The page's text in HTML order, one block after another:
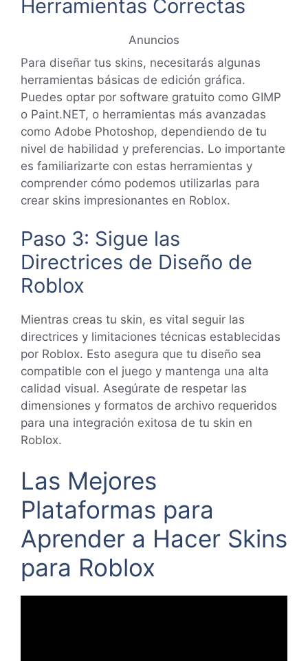
Herramientas Correctas
Anuncios
Para diseñar tus skins, necesitarás algunas
herramientas básicas de edición gráfica.
Puedes optar por software gratuito como GIMP
o Paint.NET, o herramientas más avanzadas
como Adobe Photoshop, dependiendo de tu
nivel de habilidad y preferencias. Lo importante
es familiarizarte con estas herramientas y
comprender cómo podemos utilizarlas para
crear skins impresionantes en Roblox.
Paso 3: Sigue las
Directrices de Diseño de
Roblox
Mientras creas tu skin, es vital seguir las
directrices y limitaciones técnicas establecidas
por Roblox. Esto asegura que tu diseño sea
compatible con el juego y mantenga una alta
calidad visual. Asegúrate de respetar las
dimensiones y formatos de archivo requeridos
para una integración exitosa de tu skin en
Roblox.
Las Mejores
Plataformas para
Aprender a Hacer Skins
para Roblox